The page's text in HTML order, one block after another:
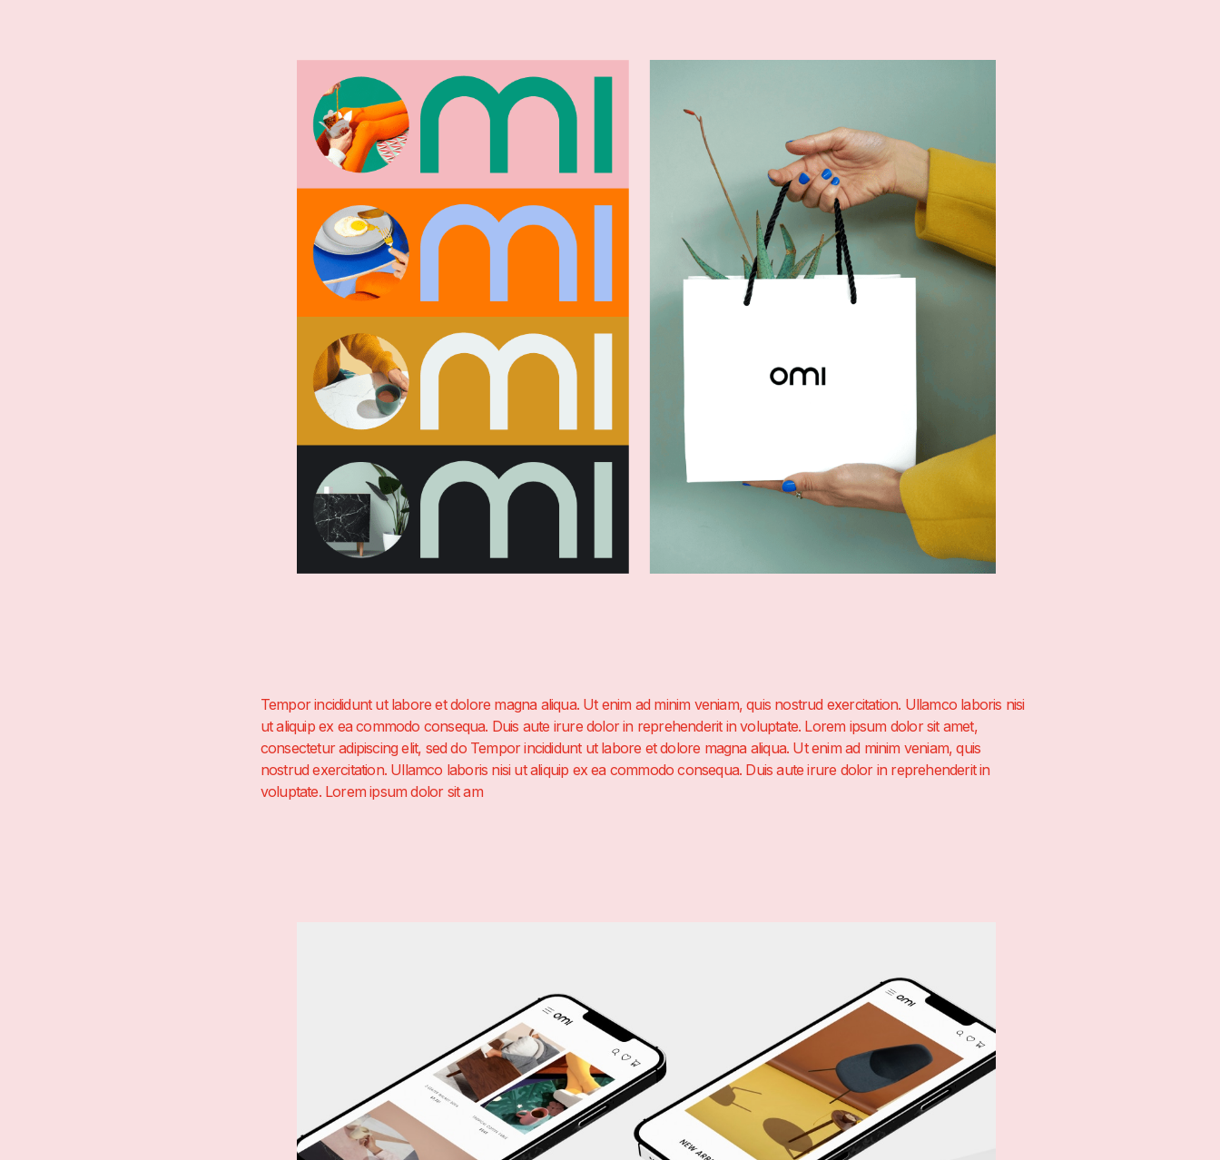
Tempor incididunt ut labore et dolore magna aliqua. Ut enim ad minim veniam, quis nostrud exercitation. Ullamco laboris nisi
ut aliquip ex ea commodo consequa. Duis aute irure dolor in reprehenderit in voluptate. Lorem ipsum dolor sit amet,
consectetur adipiscing elit, sed do Tempor incididunt ut labore et dolore magna aliqua. Ut enim ad minim veniam, quis
nostrud exercitation. Ullamco laboris nisi ut aliquip ex ea commodo consequa. Duis aute irure dolor in reprehenderit in
voluptate. Lorem ipsum dolor sit am